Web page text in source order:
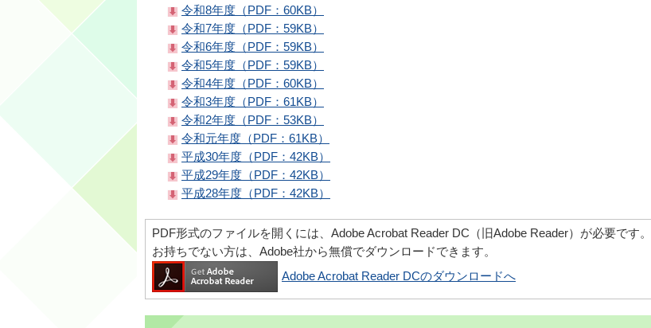
令和8年度（PDF：60KB）
令和7年度（PDF：59KB）
令和6年度（PDF：59KB）
令和5年度（PDF：59KB）
令和4年度（PDF：60KB）
令和3年度（PDF：61KB）
令和2年度（PDF：53KB）
令和元年度（PDF：61KB）
平成30年度（PDF：42KB）
平成29年度（PDF：42KB）
平成28年度（PDF：42KB）
PDF形式のファイルを開くには、Adobe Acrobat Reader DC（旧Adobe Reader）が必要です。
お持ちでない方は、Adobe社から無償でダウンロードできます。
Adobe Acrobat Reader DCのダウンロードへ